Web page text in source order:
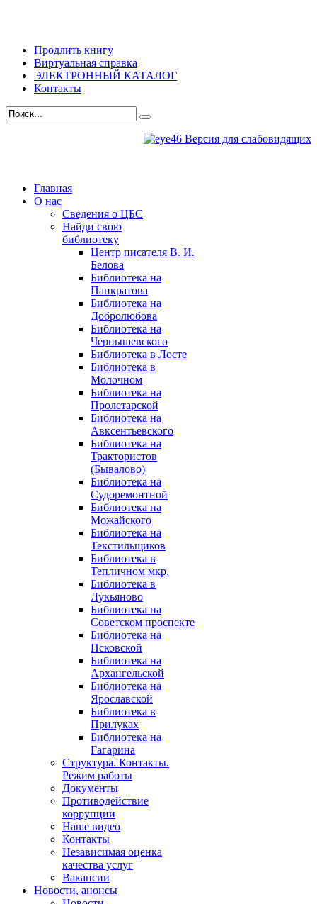
Продлить книгу
Виртуальная справка
ЭЛЕКТРОННЫЙ КАТАЛОГ
Контакты
Версия для слабовидящих
Главная
О нас
Сведения о ЦБС
Найди свою
библиотеку
Центр писателя В. И.
Белова
Библиотека на
Панкратова
Библиотека на
Добролюбова
Библиотека на
Чернышевского
Библиотека в Лосте
Библиотека в
Молочном
Библиотека на
Пролетарской
Библиотека на
Авксентьевского
Библиотека на
Трактористов
(Бывалово)
Библиотека на
Судоремонтной
Библиотека на
Можайского
Библиотека на
Текстильщиков
Библиотека в
Тепличном мкр.
Библиотека в
Лукьяново
Библиотека на
Советском проспекте
Библиотека на
Псковской
Библиотека на
Архангельской
Библиотека на
Ярославской
Библиотека в
Прилуках
Библиотека на
Гагарина
Структура. Контакты.
Режим работы
Документы
Противодействие
коррупции
Наше видео
Контакты
Независимая оценка
качества услуг
Вакансии
Новости, анонсы